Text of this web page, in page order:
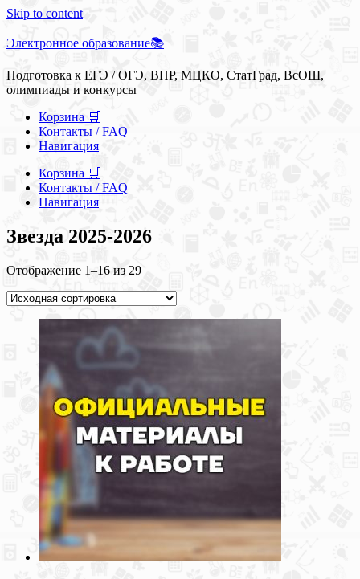
Skip to content
Электронное образование📚
Подготовка к ЕГЭ / ОГЭ, ВПР, МЦКО, СтатГрад, ВсОШ,
олимпиады и конкурсы
Корзина 🛒
Контакты / FAQ
Навигация
Корзина 🛒
Контакты / FAQ
Навигация
Звезда 2025-2026
Отображение 1–16 из 29